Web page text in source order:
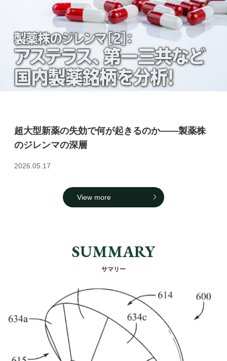
超大型新薬の失効で何が起きるのか――製薬株
のジレンマの深層
2026.05.17
View more
SUMMARY
サマリー